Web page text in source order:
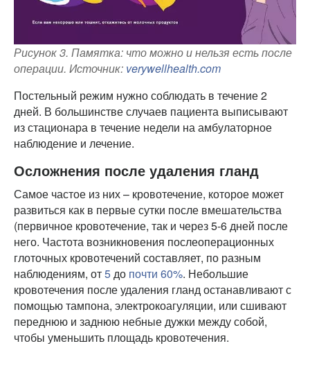
Рисунок 3. Памятка: что можно и нельзя есть после
операции. Источник: verywellhealth.com
Постельный режим нужно соблюдать в течение 2
дней. В большинстве случаев пациента выписывают
из стационара в течение недели на амбулаторное
наблюдение и лечение.
Осложнения после удаления гланд
Самое частое из них – кровотечение, которое может
развиться как в первые сутки после вмешательства
(первичное кровотечение, так и через 5-6 дней после
него. Частота возникновения послеоперационных
глоточных кровотечений составляет, по разным
наблюдениям, от5до почти 60%. Небольшие
кровотечения после удаления гланд останавливают с
помощью тампона, электрокоагуляции, или сшивают
переднюю и заднюю небные дужки между собой,
чтобы уменьшить площадь кровотечения.